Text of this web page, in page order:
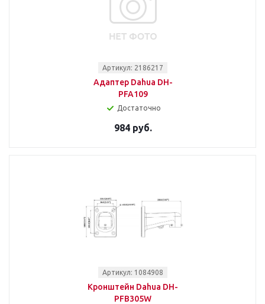
Артикул: 2186217
Адаптер Dahua DH-
PFA109
Достаточно
984 руб.
Артикул: 1084908
Кронштейн Dahua DH-
PFB305W